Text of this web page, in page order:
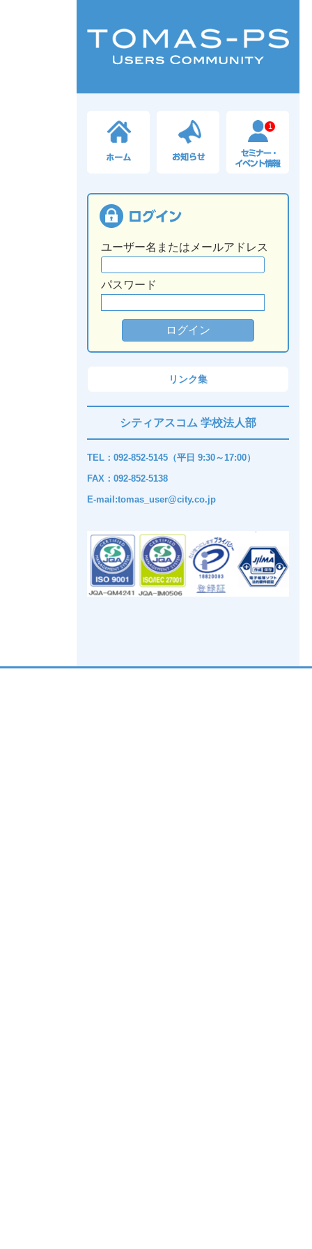
1
ユーザー名またはメールアドレス
パスワード
リンク集
シティアスコム 学校法人部
TEL：092-852-5145（平日 9:30～17:00）
FAX：092-852-5138
E-mail:tomas_user@city.co.jp